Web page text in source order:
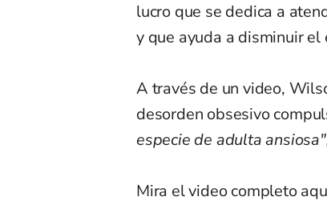
lucro que se dedica a
y que ayuda a disminuir
A través de un video,
desorden obsesivo
especie de adulta
Mira el video completo